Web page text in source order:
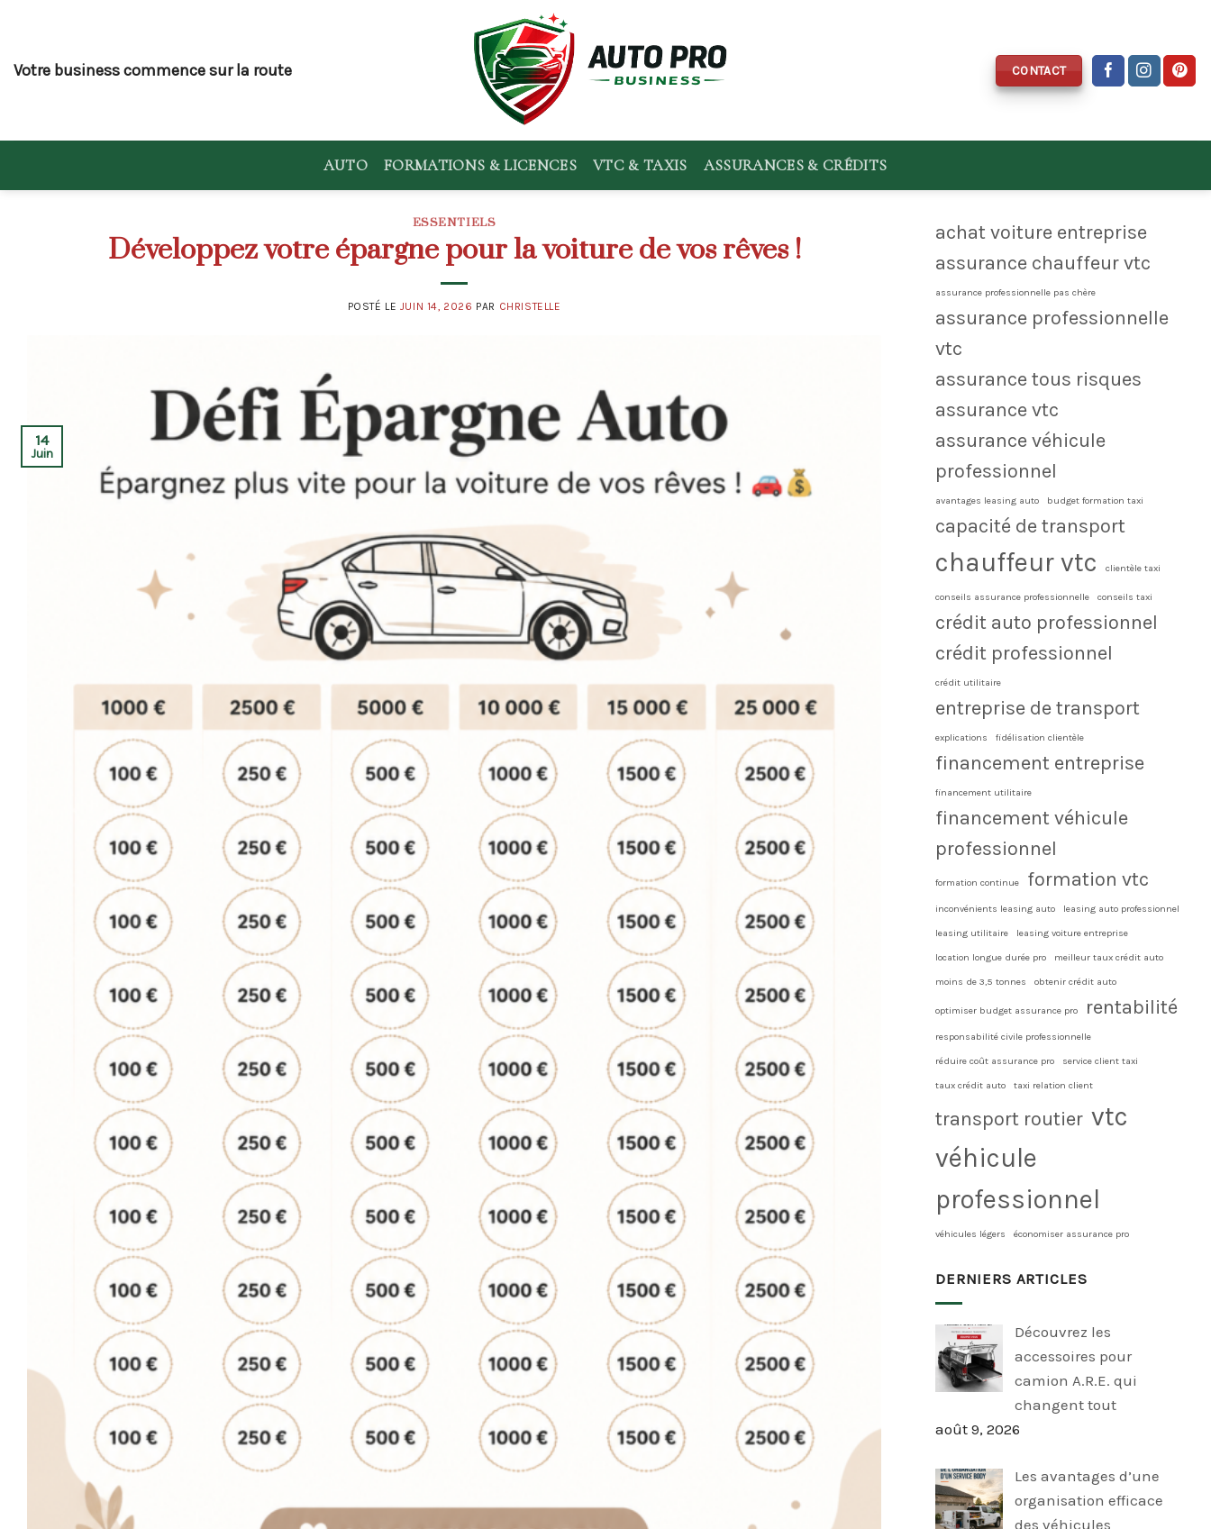
content
Votre business commence sur la route CONTACT
AUTO FORMATIONS & LICENCES VTC & TAXIS ASSURANCES & CRÉDITS
ESSENTIELS
Développez votre épargne pour la voiture de vos rêves !
POSTÉ LE JUIN 14, 2026 PAR CHRISTELLE
14
Juin
achat voiture entreprise
assurance chauffeur vtc
assurance professionnelle pas chère
assurance professionnelle
vtc
assurance tous risques
assurance vtc
assurance véhicule
professionnel
avantages leasing auto budget formation taxi
capacité de transport
chauffeur vtc clientèle taxi
conseils assurance professionnelle conseils taxi
crédit auto professionnel
crédit professionnel
crédit utilitaire
entreprise de transport
explications fidélisation clientèle
financement entreprise
financement utilitaire
financement véhicule
professionnel
formation continue formation vtc
inconvénients leasing auto leasing auto professionnel
leasing utilitaire leasing voiture entreprise
location longue durée pro meilleur taux crédit auto
moins de 3,5 tonnes obtenir crédit auto
optimiser budget assurance pro rentabilité
responsabilité civile professionnelle
réduire coût assurance pro service client taxi
taux crédit auto taxi relation client
transport routier vtc
véhicule
professionnel
véhicules légers économiser assurance pro
DERNIERS ARTICLES
Découvrez les
accessoires pour
camion A.R.E. qui
changent tout
août 9, 2026
Les avantages d’une
organisation efficace
des véhicules